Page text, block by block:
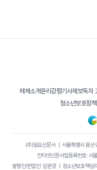
매체소개윤리강령기사제보독자
청소년보호정책
(주)일요신문사｜ 서울특별시 용산
인터넷신문사업등록번호:
발행인/편집인: 김원양｜ 청소년보호책임